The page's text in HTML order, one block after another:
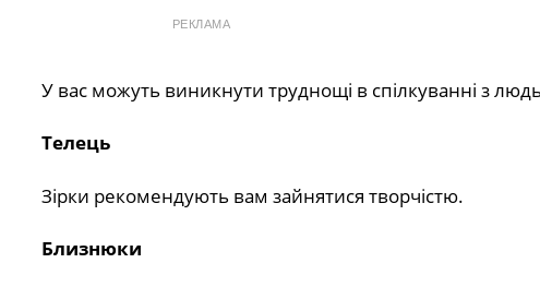
РЕКЛАМА
У вас можуть виникнути труднощі в спілкуванні з
Телець
Зірки рекомендують вам зайнятися творчістю.
Близнюки